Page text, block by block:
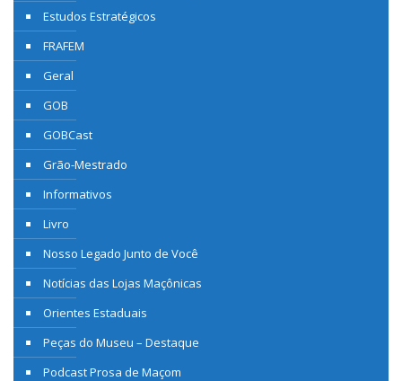
Estudos Estratégicos
FRAFEM
Geral
GOB
GOBCast
Grão-Mestrado
Informativos
Livro
Nosso Legado Junto de Você
Notícias das Lojas Maçônicas
Orientes Estaduais
Peças do Museu – Destaque
Podcast Prosa de Maçom